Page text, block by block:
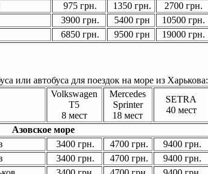
975 грн. 1350 грн.
2700 грн.
3900 грн. 5400 грн
10500 грн.
6850 грн. 9500 грн 19000 грн.
или автобуса для поездок на море из Харькова:
Volkswagen
T5
8 мест
Mercedes
Sprinter
18 мест
SETRA
40 мест
Азовское море
3400 грн. 4700 грн.
9400 грн.
3400 грн. 4700 грн.
9400 грн.